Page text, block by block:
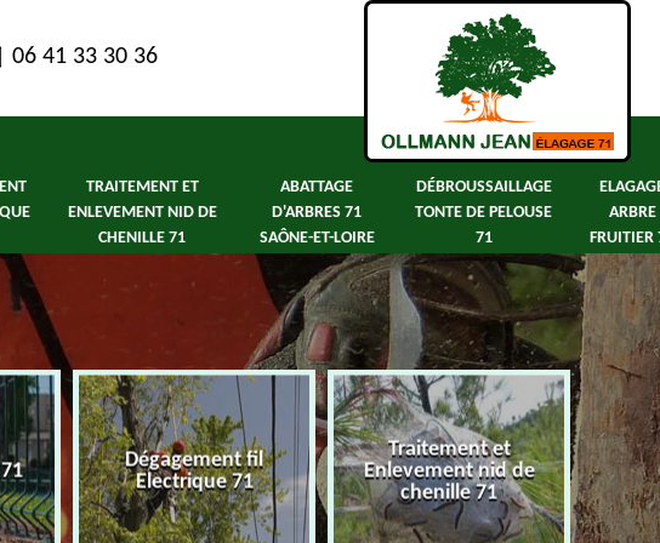
06 41 33 30 36
TRAITEMENT ET
ENLEVEMENT NID DE
CHENILLE 71
ABATTAGE
D'ARBRES 71
SAÔNE-ET-LOIRE
DÉBROUSSAILLAGE
TONTE DE PELOUSE
71
ARBRE
FRUITIER
Dégagement fil
Electrique 71
Traitement et
Enlevement nid de
chenille 71